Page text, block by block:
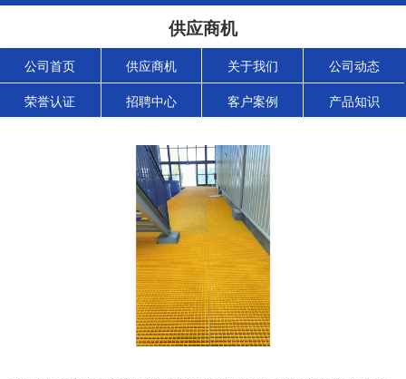
供应商机
公司首页 供应商机 关于我们 公司动态
荣誉认证 招聘中心 客户案例 产品知识